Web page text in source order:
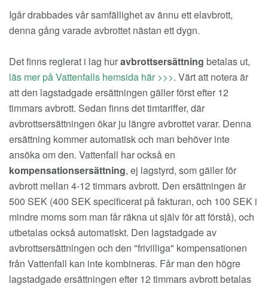
Igår drabbades vår samfällighet av ännu ett elavbrott,
denna gång varade avbrottet nästan ett dygn.
Det finns reglerat i lag huravbrottsersättning betalas ut,
läs mer på Vattenfalls hemsida här >>>. Värt att notera är
att den lagstadgade ersättningen gäller först efter 12
timmars avbrott. Sedan finns det timtariffer, där
avbrottsersättningen ökar ju längre avbrottet varar. Denna
ersättning kommer automatisk och man behöver inte
ansöka om den. Vattenfall har också en
kompensationsersättning, ej lagstyrd, som gäller för
avbrott mellan 4-12 timmars avbrott. Den ersättningen är
500 SEK (400 SEK specificerat på fakturan, och 100 SEK i
mindre moms som man får räkna ut själv för att förstå), och
utbetalas också automatiskt. Den lagstadgade av
avbrottsersättningen och den "frivilliga" kompensationen
från Vattenfall kan inte kombineras. Får man den högre
lagstadgade ersättningen efter 12 timmars avbrott betalas